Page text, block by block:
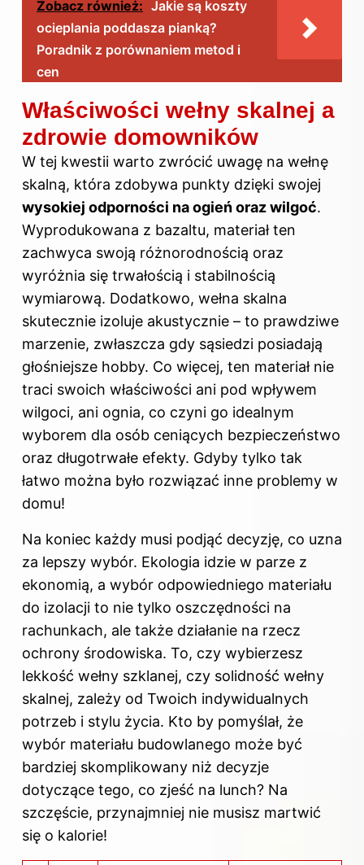
Zobacz również: Jakie są koszty
ocieplania poddasza pianką?
Poradnik z porównaniem metod i
cen
Właściwości wełny skalnej a
zdrowie domowników
W tej kwestii warto zwrócić uwagę na wełnę
skalną, która zdobywa punkty dzięki swojej
wysokiej odporności na ogień oraz wilgoć.
Wyprodukowana z bazaltu, materiał ten
zachwyca swoją różnorodnością oraz
wyróżnia się trwałością i stabilnością
wymiarową. Dodatkowo, wełna skalna
skutecznie izoluje akustycznie – to prawdziwe
marzenie, zwłaszcza gdy sąsiedzi posiadają
głośniejsze hobby. Co więcej, ten materiał nie
traci swoich właściwości ani pod wpływem
wilgoci, ani ognia, co czyni go idealnym
wyborem dla osób ceniących bezpieczeństwo
oraz długotrwałe efekty. Gdyby tylko tak
łatwo można było rozwiązać inne problemy w
domu!
Na koniec każdy musi podjąć decyzję, co uzna
za lepszy wybór. Ekologia idzie w parze z
ekonomią, a wybór odpowiedniego materiału
do izolacji to nie tylko oszczędności na
rachunkach, ale także działanie na rzecz
ochrony środowiska. To, czy wybierzesz
lekkość wełny szklanej, czy solidność wełny
skalnej, zależy od Twoich indywidualnych
potrzeb i stylu życia. Kto by pomyślał, że
wybór materiału budowlanego może być
bardziej skomplikowany niż decyzje
dotyczące tego, co zjeść na lunch? Na
szczęście, przynajmniej nie musisz martwić
się o kalorie!